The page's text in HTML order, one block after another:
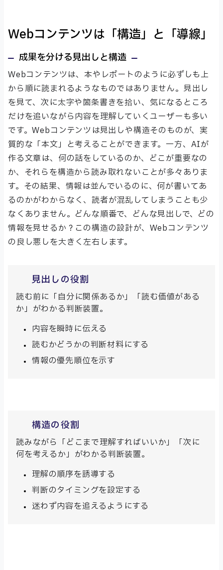
Webコンテンツは「構造」と「導線」
成果を分ける見出しと構造
Webコンテンツは、本やレポートのように必ずしも上
から順に読まれるようなものではありません。見出し
を見て、次に太字や箇条書きを拾い、気になるところ
だけを追いながら内容を理解していくユーザーも多い
です。Webコンテンツは見出しや構造そのものが、実
質的な「本文」と考えることができます。一方、AIが
作る文章は、何の話をしているのか、どこが重要なの
か、それらを構造から読み取れないことが多々ありま
す。その結果、情報は並んでいるのに、何が書いてあ
るのかがわからなく、読者が混乱してしまうことも少
なくありません。どんな順番で、どんな見出しで、どの
情報を見せるか？この構造の設計が、Webコンテンツ
の良し悪しを大きく左右します。
見出しの役割
読む前に「自分に関係あるか」「読む価値がある
か」がわかる判断装置。
内容を瞬時に伝える
読むかどうかの判断材料にする
情報の優先順位を示す
構造の役割
読みながら「どこまで理解すればいいか」「次に
何を考えるか」がわかる判断装置。
理解の順序を誘導する
判断のタイミングを設定する
迷わず内容を追えるようにする